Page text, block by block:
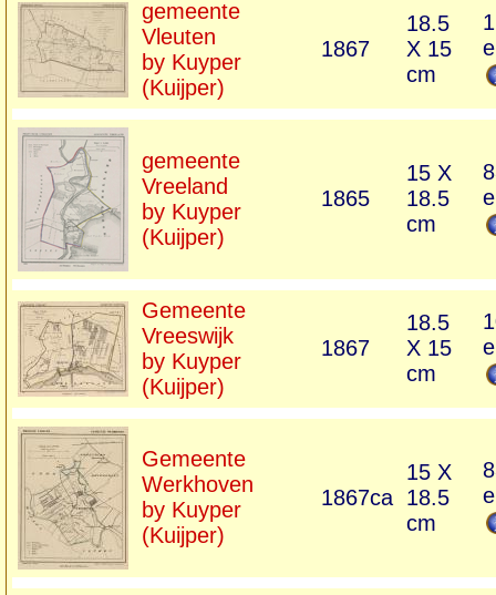
gemeente
Vleuten
by Kuyper
(Kuijper)
1867
18.5
X 15
cm
gemeente
Vreeland
by Kuyper
(Kuijper)
1865
15 X
18.5
cm
Gemeente
Vreeswijk
by Kuyper
(Kuijper)
1867
18.5
X 15
cm
Gemeente
Werkhoven
by Kuyper
(Kuijper)
1867ca
15 X
18.5
cm